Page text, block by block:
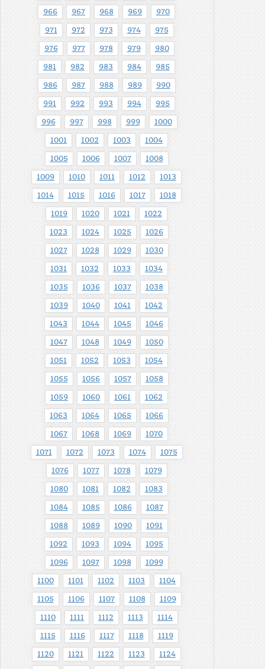
966 967 968 969 970
971 972 973 974 975
976 977 978 979 980
981 982 983 984 985
986 987 988 989 990
991 992 993 994 995
996 997 998 999 1000
1001 1002 1003 1004
1005 1006 1007 1008
1009 1010 1011 1012 1013
1014 1015 1016 1017 1018
1019 1020 1021 1022
1023 1024 1025 1026
1027 1028 1029 1030
1031 1032 1033 1034
1035 1036 1037 1038
1039 1040 1041 1042
1043 1044 1045 1046
1047 1048 1049 1050
1051 1052 1053 1054
1055 1056 1057 1058
1059 1060 1061 1062
1063 1064 1065 1066
1067 1068 1069 1070
1071 1072 1073 1074 1075
1076 1077 1078 1079
1080 1081 1082 1083
1084 1085 1086 1087
1088 1089 1090 1091
1092 1093 1094 1095
1096 1097 1098 1099
1100 1101 1102 1103 1104
1105 1106 1107 1108 1109
1110 1111 1112 1113 1114
1115 1116 1117 1118 1119
1120 1121 1122 1123 1124